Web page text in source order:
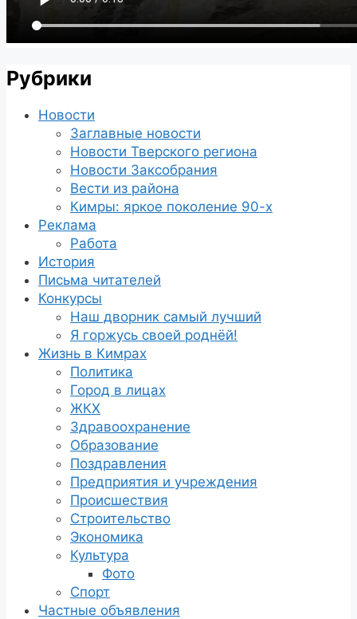
Рубрики
Новости
Заглавные новости
Новости Тверского региона
Новости Заксобрания
Вести из района
Кимры: яркое поколение 90-х
Реклама
Работа
История
Письма читателей
Конкурсы
Наш дворник самый лучший
Я горжусь своей роднёй!
Жизнь в Кимрах
Политика
Город в лицах
ЖКХ
Здравоохранение
Образование
Поздравления
Предприятия и учреждения
Происшествия
Строительство
Экономика
Культура
Фото
Спорт
Частные объявления